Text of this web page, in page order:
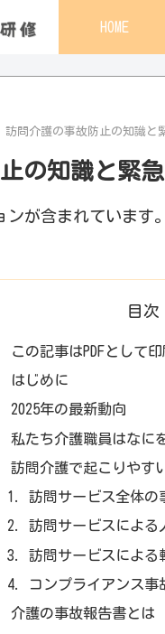
HOME
訪問介護の事故防止の知識と
の知識と緊
が含まれています
目次
この記事はPDFとして
はじめに
2025年の最新動向
私たち介護職員はなに
訪問介護で起こりやす
訪問サービス全体の
訪問サービスによる
訪問サービスによる
コンプライアンス事
介護の事故報告書とは